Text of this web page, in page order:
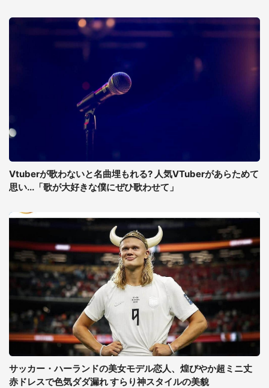
Vtuberが歌わないと名曲埋もれる? 人気VTuberがあらためて
思い...「歌が大好きな僕にぜひ歌わせて」
サッカー・ハーランドの美女モデル恋人、煌びやか超ミニ丈
赤ドレスで色気ダダ漏れ すらり神スタイルの美貌